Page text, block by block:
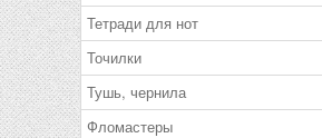
Тетради для нот
Точилки
Тушь, чернила
Фломастеры